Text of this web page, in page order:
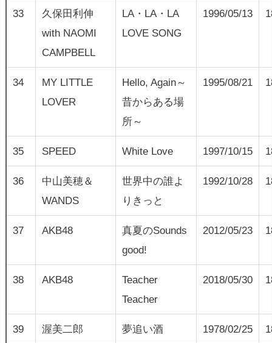
33
久保田利伸
with NAOMI
CAMPBELL
LA・LA・LA
LOVE SONG
1996/05/13
34
MY LITTLE
LOVER
Hello, Again～
昔からある場
所～
1995/08/21
35 SPEED White Love 1997/10/15
36
中山美穂＆
WANDS
世界中の誰よ
りきっと
1992/10/28
37 AKB48
真夏のSounds
good!
2012/05/23
38 AKB48
Teacher
Teacher
2018/05/30
39 渥美二郎 夢追い酒 1978/02/25